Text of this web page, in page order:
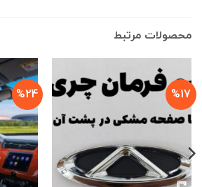
محصولات مرتبط
%17
%24